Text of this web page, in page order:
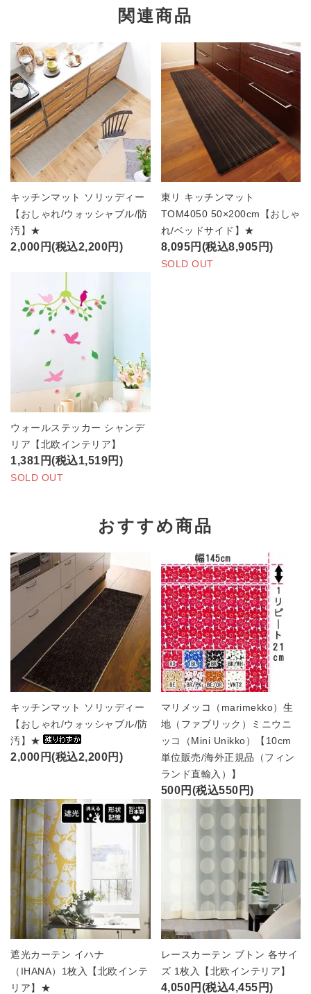
関連商品
キッチンマット ソリッディー
【おしゃれ/ウォッシャブル/防
汚】★
2,000円(税込2,200円)
東リ キッチンマット
TOM4050 50×200cm【おしゃ
れ/ベッドサイド】★
8,095円(税込8,905円)
SOLD OUT
ウォールステッカー シャンデ
リア【北欧インテリア】
1,381円(税込1,519円)
SOLD OUT
おすすめ商品
キッチンマット ソリッディー
【おしゃれ/ウォッシャブル/防
汚】★
2,000円(税込2,200円)
マリメッコ（marimekko）生
地（ファブリック）ミニウニ
ッコ（Mini Unikko）【10cm
単位販売/海外正規品（フィン
ランド直輸入）】
500円(税込550円)
遮光カーテン イハナ
（IHANA）1枚入【北欧インテ
リア】★
レースカーテン ブトン 各サイ
ズ 1枚入【北欧インテリア】
4,050円(税込4,455円)